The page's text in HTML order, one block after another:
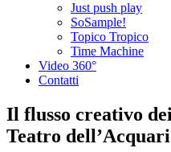
Just push play
SoSample!
Topico Tropico
Time Machine
Video 360°
Contatti
Il flusso creativo
Teatro